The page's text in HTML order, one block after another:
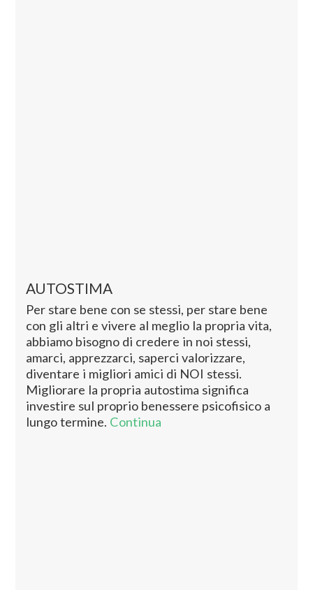
AUTOSTIMA
Per stare bene con se stessi, per stare bene
con gli altri e vivere al meglio la propria vita,
abbiamo bisogno di credere in noi stessi,
amarci, apprezzarci, saperci valorizzare,
diventare i migliori amici di NOI stessi.
Migliorare la propria autostima significa
investire sul proprio benessere psicofisico a
lungo termine. Continua